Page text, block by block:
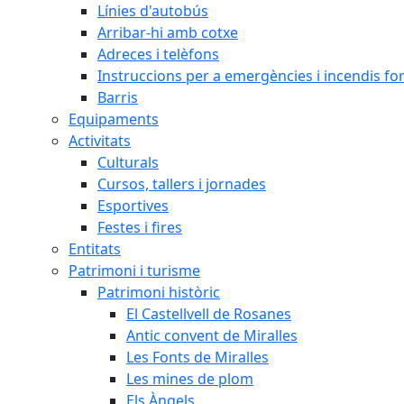
Línies d'autobús
Arribar-hi amb cotxe
Adreces i telèfons
Instruccions per a emergències i incendis
Barris
Equipaments
Activitats
Culturals
Cursos, tallers i jornades
Esportives
Festes i fires
Entitats
Patrimoni i turisme
Patrimoni històric
El Castellvell de Rosanes
Antic convent de Miralles
Les Fonts de Miralles
Les mines de plom